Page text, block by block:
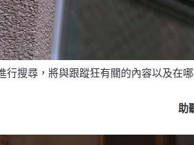
搜尋，將與跟蹤狂有關的內容以及
助